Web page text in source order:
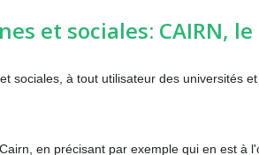
et sociales: CAIRN,
sociales, à tout utilisateur des universités
en précisant par exemple qui en est à